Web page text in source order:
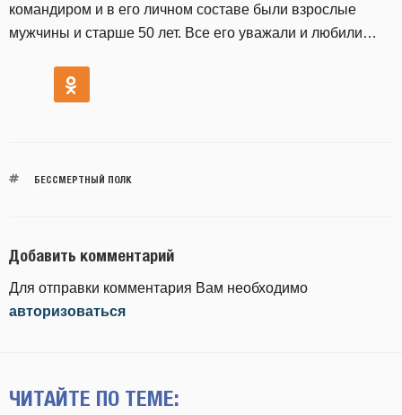
командиром и в его личном составе были взрослые
мужчины и старше 50 лет. Все его уважали и любили…
БЕССМЕРТНЫЙ ПОЛК
Добавить комментарий
Для отправки комментария Вам необходимо
авторизоваться
ЧИТАЙТЕ ПО ТЕМЕ: